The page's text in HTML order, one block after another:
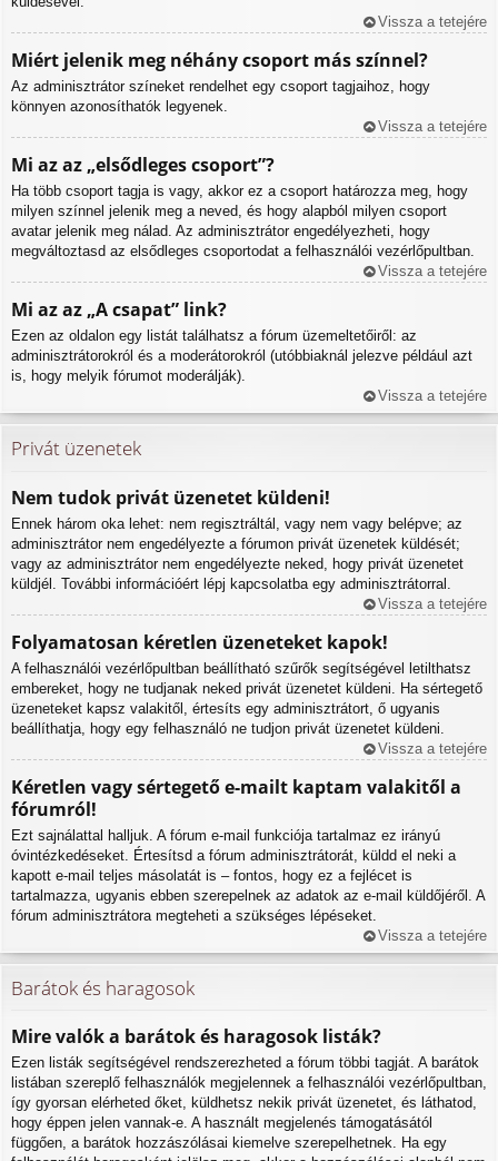
Vissza a tetejére
Miért jelenik meg néhány csoport más színnel?
Az adminisztrátor színeket rendelhet egy csoport tagjaihoz, hogy
könnyen azonosíthatók legyenek.
Vissza a tetejére
Mi az az „elsődleges csoport”?
Ha több csoport tagja is vagy, akkor ez a csoport határozza meg, hogy
milyen színnel jelenik meg a neved, és hogy alapból milyen csoport
avatar jelenik meg nálad. Az adminisztrátor engedélyezheti, hogy
megváltoztasd az elsődleges csoportodat a felhasználói vezérlőpultban.
Vissza a tetejére
Mi az az „A csapat” link?
Ezen az oldalon egy listát találhatsz a fórum üzemeltetőiről: az
adminisztrátorokról és a moderátorokról (utóbbiaknál jelezve például azt
is, hogy melyik fórumot moderálják).
Vissza a tetejére
Privát üzenetek
Nem tudok privát üzenetet küldeni!
Ennek három oka lehet: nem regisztráltál, vagy nem vagy belépve; az
adminisztrátor nem engedélyezte a fórumon privát üzenetek küldését;
vagy az adminisztrátor nem engedélyezte neked, hogy privát üzenetet
küldjél. További információért lépj kapcsolatba egy adminisztrátorral.
Vissza a tetejére
Folyamatosan kéretlen üzeneteket kapok!
A felhasználói vezérlőpultban beállítható szűrők segítségével letilthatsz
embereket, hogy ne tudjanak neked privát üzenetet küldeni. Ha sértegető
üzeneteket kapsz valakitől, értesíts egy adminisztrátort, ő ugyanis
beállíthatja, hogy egy felhasználó ne tudjon privát üzenetet küldeni.
Vissza a tetejére
Kéretlen vagy sértegető e-mailt kaptam valakitől a
fórumról!
Ezt sajnálattal halljuk. A fórum e-mail funkciója tartalmaz ez irányú
óvintézkedéseket. Értesítsd a fórum adminisztrátorát, küldd el neki a
kapott e-mail teljes másolatát is – fontos, hogy ez a fejlécet is
tartalmazza, ugyanis ebben szerepelnek az adatok az e-mail küldőjéről. A
fórum adminisztrátora megteheti a szükséges lépéseket.
Vissza a tetejére
Barátok és haragosok
Mire valók a barátok és haragosok listák?
Ezen listák segítségével rendszerezheted a fórum többi tagját. A barátok
listában szereplő felhasználók megjelennek a felhasználói vezérlőpultban,
így gyorsan elérheted őket, küldhetsz nekik privát üzenetet, és láthatod,
hogy éppen jelen vannak-e. A használt megjelenés támogatásától
függően, a barátok hozzászólásai kiemelve szerepelhetnek. Ha egy